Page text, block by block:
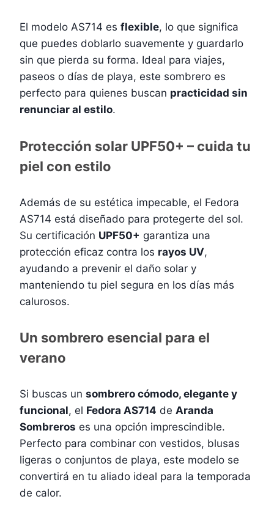
El modelo AS714 es flexible, lo que significa
que puedes doblarlo suavemente y guardarlo
sin que pierda su forma. Ideal para viajes,
paseos o días de playa, este sombrero es
perfecto para quienes buscan practicidad sin
renunciar al estilo.
Protección solar UPF50+ – cuida tu
piel con estilo
Además de su estética impecable, el Fedora
AS714 está diseñado para protegerte del sol.
Su certificación UPF50+ garantiza una
protección eficaz contra los rayos UV,
ayudando a prevenir el daño solar y
manteniendo tu piel segura en los días más
calurosos.
Un sombrero esencial para el
verano
Si buscas un sombrero cómodo, elegante y
funcional, el Fedora AS714 de Aranda
Sombreros es una opción imprescindible.
Perfecto para combinar con vestidos, blusas
ligeras o conjuntos de playa, este modelo se
convertirá en tu aliado ideal para la temporada
de calor.